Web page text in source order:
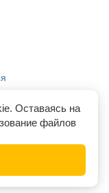
Оставаясь на
файлов